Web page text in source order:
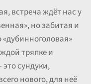
встреча ждёт нас у
но забитая и
тряпке и
сундуки,
нового, для неё